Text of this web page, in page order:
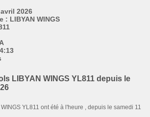
2026
: LIBYAN WINGS
LIBYAN WINGS YL811 depuis le
YL811 ont été à l'heure , depuis le samedi 11